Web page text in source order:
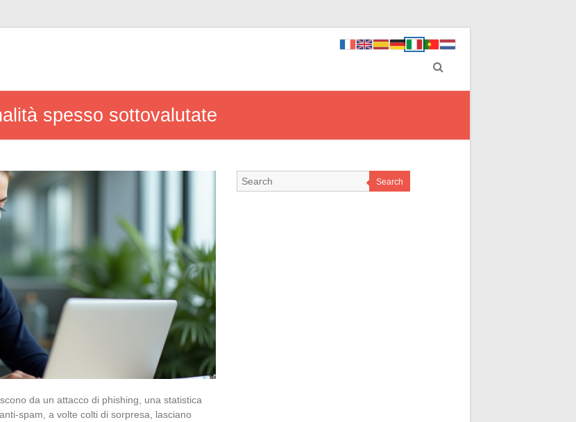
spesso sottovalutate
da un attacco di phishing, una statistica
spam, a volte colti di sorpresa, lasciano
Search